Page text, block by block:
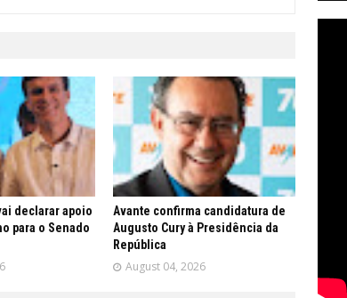
declarar apoio
para o Senado
Avante confirma candidatura de
Augusto Cury à Presidência da
República
August 04, 2026